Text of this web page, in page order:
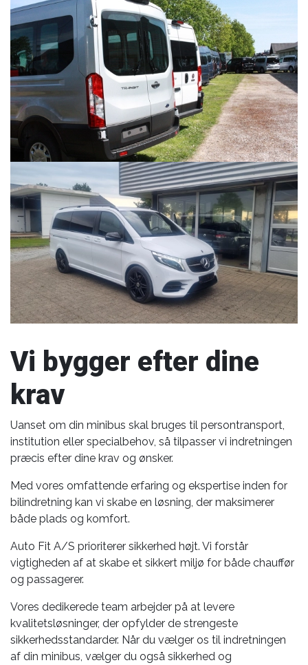
Vi bygger efter dine
krav
Uanset om din minibus skal bruges til persontransport,
institution eller specialbehov, så tilpasser vi indretningen
præcis efter dine krav og ønsker.
Med vores omfattende erfaring og ekspertise inden for
bilindretning kan vi skabe en løsning, der maksimerer
både plads og komfort.
Auto Fit A/S prioriterer sikkerhed højt. Vi forstår
vigtigheden af at skabe et sikkert miljø for både chauffør
og passagerer.
Vores dedikerede team arbejder på at levere
kvalitetsløsninger, der opfylder de strengeste
sikkerhedsstandarder. Når du vælger os til indretningen
af din minibus, vælger du også sikkerhed og